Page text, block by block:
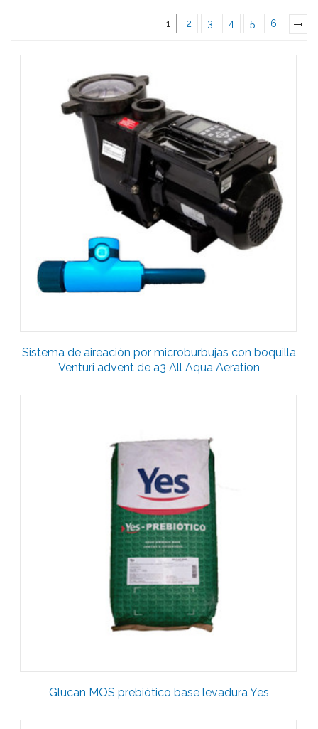
1 2 3 4 5 6
»
Sistema de aireación por microburbujas con boquilla
Venturi advent de a3 All Aqua Aeration
Glucan MOS prebiótico base levadura Yes